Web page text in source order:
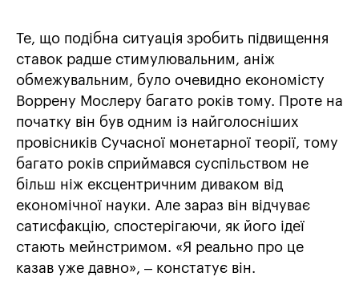
Те, що подібна ситуація зробить підвищення
ставок радше стимулювальним, аніж
обмежувальним, було очевидно економісту
Воррену Мослеру багато років тому. Проте на
початку він був одним із найголосніших
провісників Сучасної монетарної теорії, тому
багато років сприймався суспільством не
більш ніж ексцентричним диваком від
економічної науки. Але зараз він відчуває
сатисфакцію, спостерігаючи, як його ідеї
стають мейнстримом. «Я реально про це
казав уже давно», – констатує він.